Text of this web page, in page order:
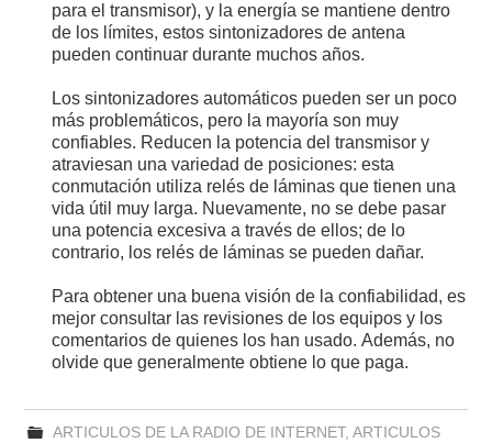
para el transmisor), y la energía se mantiene dentro
de los límites, estos sintonizadores de antena
pueden continuar durante muchos años.
Los sintonizadores automáticos pueden ser un poco
más problemáticos, pero la mayoría son muy
confiables. Reducen la potencia del transmisor y
atraviesan una variedad de posiciones: esta
conmutación utiliza relés de láminas que tienen una
vida útil muy larga. Nuevamente, no se debe pasar
una potencia excesiva a través de ellos; de lo
contrario, los relés de láminas se pueden dañar.
Para obtener una buena visión de la confiabilidad, es
mejor consultar las revisiones de los equipos y los
comentarios de quienes los han usado. Además, no
olvide que generalmente obtiene lo que paga.
ARTICULOS DE LA RADIO DE INTERNET, ARTICULOS